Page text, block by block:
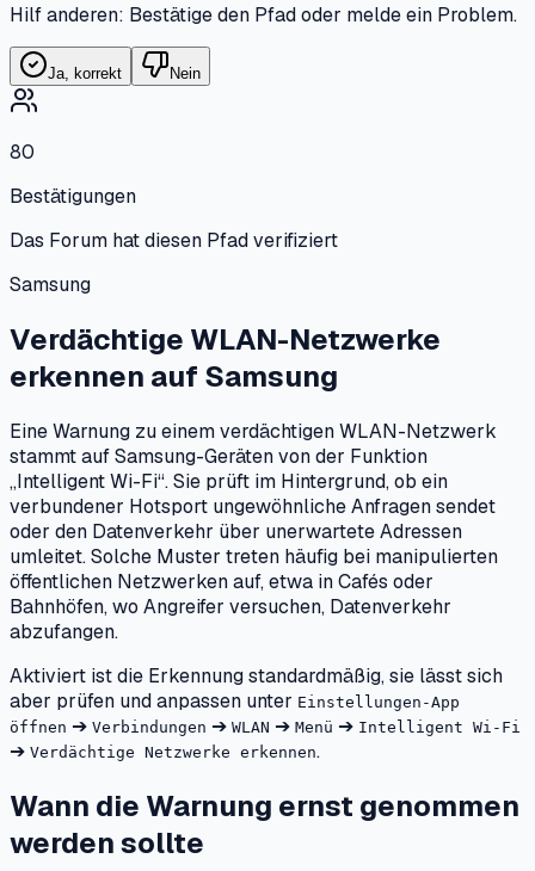
Hilf anderen: Bestätige den Pfad oder melde ein Problem.
Ja, korrekt Nein
80
Bestätigungen
Das Forum hat diesen Pfad verifiziert
Samsung
Verdächtige WLAN-Netzwerke
erkennen auf Samsung
Eine Warnung zu einem verdächtigen WLAN-Netzwerk
stammt auf Samsung-Geräten von der Funktion
„Intelligent Wi-Fi“. Sie prüft im Hintergrund, ob ein
verbundener Hotsport ungewöhnliche Anfragen sendet
oder den Datenverkehr über unerwartete Adressen
umleitet. Solche Muster treten häufig bei manipulierten
öffentlichen Netzwerken auf, etwa in Cafés oder
Bahnhöfen, wo Angreifer versuchen, Datenverkehr
abzufangen.
Aktiviert ist die Erkennung standardmäßig, sie lässt sich
aber prüfen und anpassen unter Einstellungen-App
öffnen ➔ Verbindungen ➔ WLAN ➔ Menü ➔ Intelligent Wi-Fi
➔ Verdächtige Netzwerke erkennen.
Wann die Warnung ernst genommen
werden sollte